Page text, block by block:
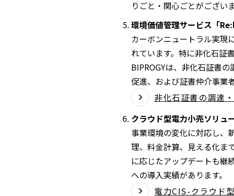
りごと・関心ごとがござい
環境価値管理サービス「
カーボンニュートラル実現
れています。特に非化石証
BIPROGYは、非化石証書
促進、および証書仲介事業
非化石証書の調達
クラウド型電力小売ソリ
事業環境の変化に対応し、
理、料金計算、見える化ま
に応じたアップデートも継
への導入実績があります。
電力CIS-クラウド